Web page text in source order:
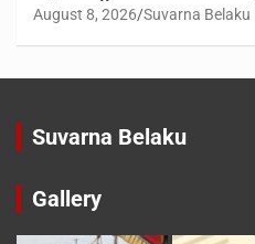
August 8, 2026 Suvarna Belaku
Suvarna Belaku
Gallery